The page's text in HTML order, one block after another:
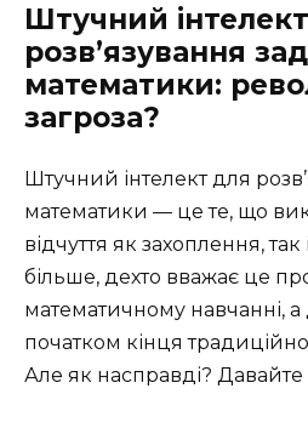
Штучний
розв’язування
математики:
загроза?
Штучний інтелект для
математики — це те, що
відчуття як захоплення,
більше, дехто вважає це
математичному навчанні,
початком кінця
Але як насправді?